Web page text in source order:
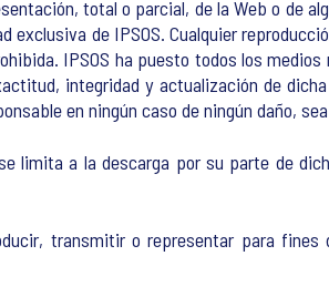
total o parcial, de la Web o de
exclusiva de IPSOS. Cualquier
IPSOS ha puesto todos los
integridad y actualización de
en ningún caso de ningún daño,
limita a la descarga por su parte de
transmitir o representar para